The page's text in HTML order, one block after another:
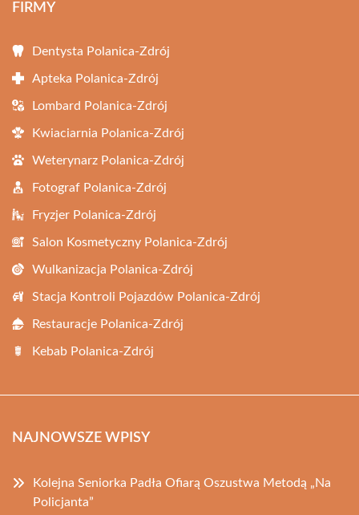
FIRMY
Dentysta Polanica-Zdrój
Apteka Polanica-Zdrój
Lombard Polanica-Zdrój
Kwiaciarnia Polanica-Zdrój
Weterynarz Polanica-Zdrój
Fotograf Polanica-Zdrój
Fryzjer Polanica-Zdrój
Salon Kosmetyczny Polanica-Zdrój
Wulkanizacja Polanica-Zdrój
Stacja Kontroli Pojazdów Polanica-Zdrój
Restauracje Polanica-Zdrój
Kebab Polanica-Zdrój
NAJNOWSZE WPISY
Kolejna Seniorka Padła Ofiarą Oszustwa Metodą „Na
Policjanta”